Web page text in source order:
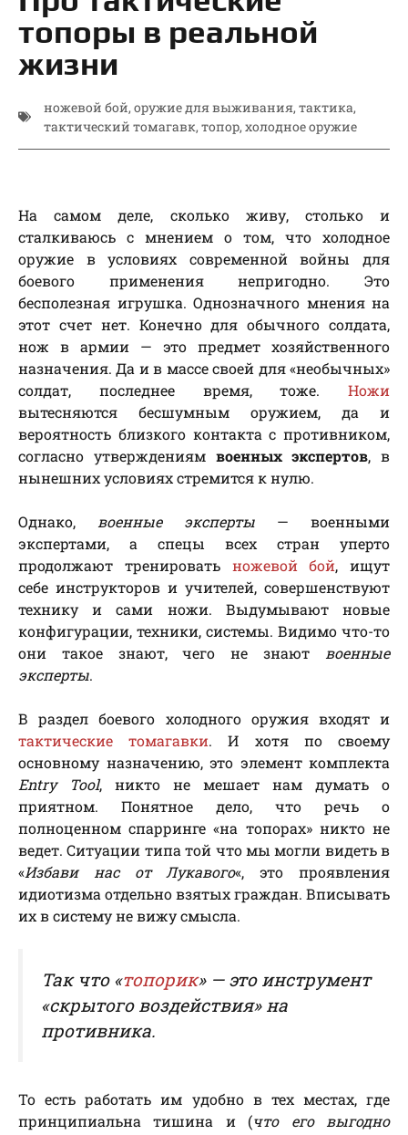
топоры в реальной
жизни
ножевой бой, оружие для выживания, тактика,
тактический томагавк, топор, холодное оружие
На самом деле, сколько живу, столько и
сталкиваюсь с мнением о том, что холодное
оружие в условиях современной войны для
боевого применения непригодно. Это
бесполезная игрушка. Однозначного мнения на
этот счет нет. Конечно для обычного солдата,
нож в армии — это предмет хозяйственного
назначения. Да и в массе своей для «необычных»
солдат, последнее время, тоже. Ножи
вытесняются бесшумным оружием, да и
вероятность близкого контакта с противником,
согласно утверждениям военных экспертов, в
нынешних условиях стремится к нулю.
Однако, военные эксперты — военными
экспертами, а спецы всех стран уперто
продолжают тренировать ножевой бой, ищут
себе инструкторов и учителей, совершенствуют
технику и сами ножи. Выдумывают новые
конфигурации, техники, системы. Видимо что-то
они такое знают, чего не знают военные
эксперты.
В раздел боевого холодного оружия входят и
тактические томагавки. И хотя по своему
основному назначению, это элемент комплекта
Entry Tool, никто не мешает нам думать о
приятном. Понятное дело, что речь о
полноценном спарринге «на топорах» никто не
ведет. Ситуации типа той что мы могли видеть в
«Избави нас от Лукавого«, это проявления
идиотизма отдельно взятых граждан. Вписывать
их в систему не вижу смысла.
Так что «топорик» — это инструмент
«скрытого воздействия» на
противника.
То есть работать им удобно в тех местах, где
принципиальна тишина и (что его выгодно